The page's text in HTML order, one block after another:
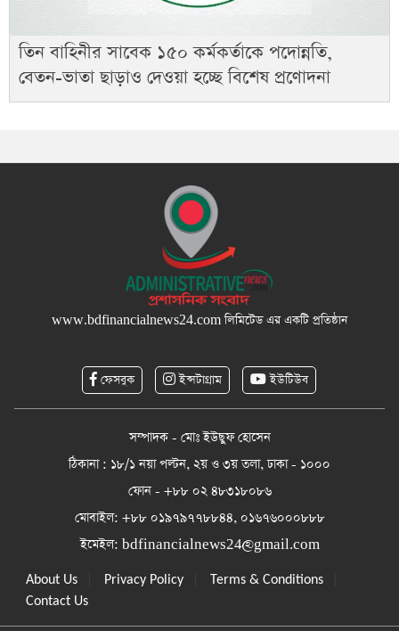
তিন বাহিনীর সাবেক ১৫০ কর্মকর্তাকে পদোন্নতি,
বেতন-ভাতা ছাড়াও দেওয়া হচ্ছে বিশেষ প্রণোদনা
www.bdfinancialnews24.comলিমিটেড এর একটি প্রতিষ্ঠান
ফেসবুক ইন্সটাগ্রাম ইউটিউব
সম্পাদক - মোঃ ইউছুফ হোসেন
ঠিকানা : ১৮/১ নয়া পল্টন, ২য় ও ৩য় তলা, ঢাকা - ১০০০
ফোন - +৮৮ ০২ ৪৮৩১৮০৮৬
মোবাইল: +৮৮ ০১৯৭৯৭৭৮৮৪৪, ০১৬৭৬০০০৮৮৮
ইমেইল: bdfinancialnews24@gmail.com
About Us Privacy Policy Terms & Conditions
Contact Us